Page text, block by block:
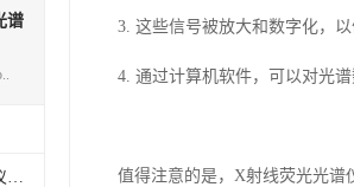
仪
谱
广州电感耦合等离子光谱仪原理
3. 这些信号被放大和数字化，
4. 通过计算机软件，可以对光
值得注意的是，X射线荧光光谱